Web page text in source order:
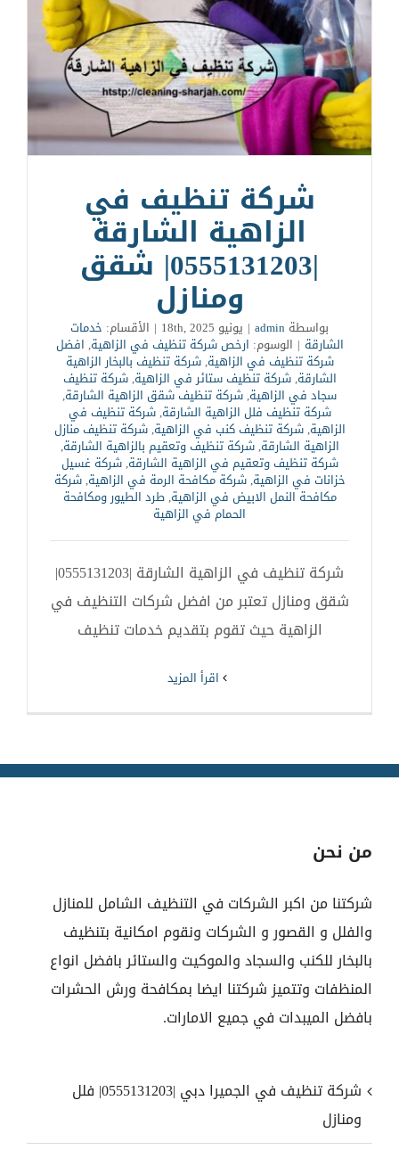
شركة تنظيف في
الزاهية الشارقة
|0555131203| شقق
ومنازل
بواسطة admin
| يونيو 18th, 2025 | الأقسام: خدمات
الشارقة | الوسوم: ارخص شركة تنظيف في الزاهية, افضل
شركة تنظيف في الزاهية,شركة تنظيف بالبخار الزاهية
الشارقة,شركة تنظيف ستائر في الزاهية,شركة تنظيف
سجاد في الزاهية,شركة تنظيف شقق الزاهية الشارقة,
شركة تنظيف فلل الزاهية الشارقة,شركة تنظيف في
الزاهية,شركة تنظيف كنب في الزاهية,شركة تنظيف منازل
الزاهية الشارقة,شركة تنظيف وتعقيم بالزاهية الشارقة,
شركة تنظيف وتعقيم في الزاهية الشارقة,شركة غسيل
خزانات في الزاهية,شركة مكافحة الرمة في الزاهية,شركة
مكافحة النمل الابيض في الزاهية,طرد الطيور ومكافحة
الحمام في الزاهية
شركة تنظيف في الزاهية الشارقة |0555131203|
شقق ومنازل تعتبر من افضل شركات التنظيف في
الزاهية حيث تقوم بتقديم خدمات تنظيف
من نحن
شركتنا من اكبر الشركات في التنظيف الشامل للمنازل
والفلل و القصور و الشركات ونقوم امكانية بتنظيف
بالبخار للكنب والسجاد والموكيت والستائر بافضل انواع
المنظفات وتتميز شركتنا ايضا بمكافحة ورش الحشرات
بافضل الميبدات في جميع الامارات.
شركة تنظيف في الجميرا دبي |0555131203| فلل
ومنازل